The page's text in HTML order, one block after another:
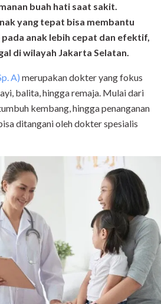
buah hati saat sakit.
yang tepat bisa membantu
anak lebih cepat dan efektif,
di wilayah Jakarta Selatan.
A) merupakan dokter yang fokus
balita, hingga remaja. Mulai dari
kembang, hingga penanganan
ditangani oleh dokter spesialis